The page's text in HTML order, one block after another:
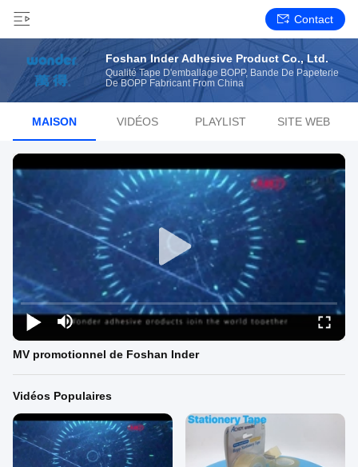
Contact
Foshan Inder Adhesive Product Co., Ltd.
Qualité Tape D'emballage BOPP, Bande De Papeterie
De BOPP Fabricant From China
MAISON VIDÉOS PLAYLIST SITE WEB
MV promotionnel de Foshan Inder
Vidéos Populaires